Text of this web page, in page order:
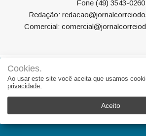
Fone (49) 3543-0260
Redação:
Comercial:
Geral Política Economia
Eventos
Cookies.
Ao usar este site você aceita que usamos
privacidade.
Aceito